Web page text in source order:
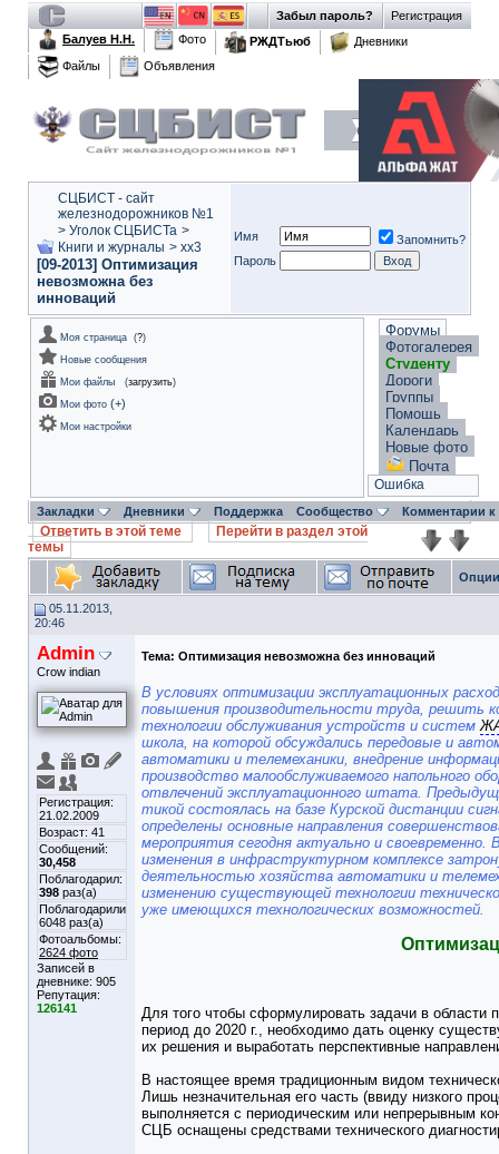
Регистрация
Забыл пароль?
Балуев Н.Н.
Фото РЖДТьюб
Дневники
Файлы
Объявления
СЦБИСТ - сайт
железнодорожников №1
> Уголок СЦБИСТа >
Книги и журналы > xx3
[09-2013] Оптимизация
невозможна без
инноваций
Имя
Запомнить?
Пароль
Моя страница (?)
Новые сообщения
Мои файлы
(загрузить)
Мои фото (+)
Мои настройки
Форумы
Фотогалерея
Студенту
Дороги
Группы
Помощь
Календарь
Новые фото
Почта
Ошибка
Закладки Дневники Поддержка Сообщество Комментарии
Ответить в этой теме
Перейти в раздел этой
темы
05.11.2013,
20:46
Admin
Crow indian
Регистрация:
21.02.2009
Возраст: 41
Сообщений:
30,458
Поблагодарил:
398 раз(а)
Поблагодарили
6048 раз(а)
Фотоальбомы:
2624 фото
Записей в
дневнике: 905
Репутация:
126141
Тема: Оптимизация невозможна без инноваций
В условиях оптимизации эксплуатационных
повышения производительности труда, решить
технологии обслуживания устройств и систем
школа, на которой обсуждались передовые и
автоматики и телемеханики, внедрение
производство малообслуживаемого напольного
отвлечений эксплуатационного штата.
тикой состоялась на базе Курской дистанции
определены основные направления
мероприятия сегодня актуально и
изменения в инфраструктурном комплексе
деятельностью хозяйства автоматики и
изменению существующей технологии
уже имеющихся технологических возможностей.
Для того чтобы сформулировать задачи в области
период до 2020 г., необходимо дать оценку
их решения и выработать перспективные
В настоящее время традиционным видом
Лишь незначительная его часть (ввиду низкого
выполняется с периодическим или непрерывным
СЦБ оснащены средствами технического